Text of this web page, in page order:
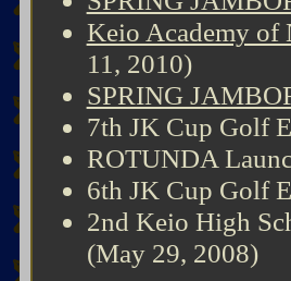
Keio Academy of
11, 2010)
SPRING
7th JK Cup Golf
ROTUNDA
6th JK Cup Golf
2nd Keio High
(May 29, 2008)